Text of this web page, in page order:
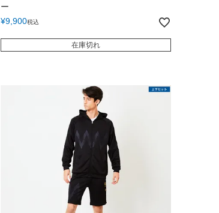
ー
¥9,900税込
在庫切れ